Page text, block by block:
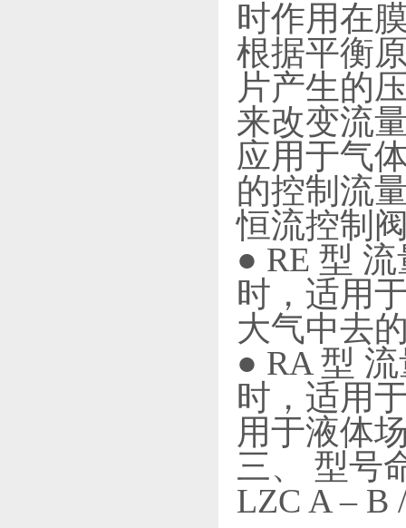
时作用在
根据平衡
片产生的
来改变流
应用于气
的控制流
恒流控制
● RE 型
时，适用
大气中去
● RA 型
时，适用
用于液体
三、 型号
LZC A – B